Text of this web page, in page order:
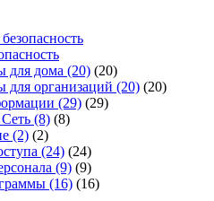
для дома (20) (20)
для организаций (20) (20)
(29) (29)
(8) (8)
(2) (2)
(24) (24)
(9) (9)
(16) (16)